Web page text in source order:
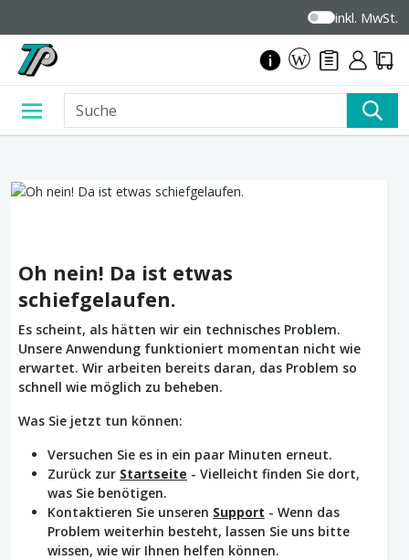
inkl. MwSt.
Oh nein! Da ist etwas
schiefgelaufen.
Es scheint, als hätten wir ein technisches Problem.
Unsere Anwendung funktioniert momentan nicht wie
erwartet. Wir arbeiten bereits daran, das Problem so
schnell wie möglich zu beheben.
Was Sie jetzt tun können:
Versuchen Sie es in ein paar Minuten erneut.
Zurück zur Startseite - Vielleicht finden Sie dort,
was Sie benötigen.
Kontaktieren Sie unseren Support - Wenn das
Problem weiterhin besteht, lassen Sie uns bitte
wissen, wie wir Ihnen helfen können.